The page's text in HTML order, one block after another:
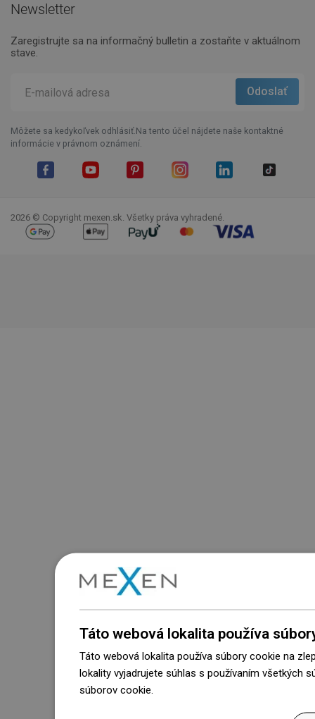
Newsletter
Zaregistrujte sa na informačný bulletin a zostaňte v aktuálnom
stave.
Môžete sa kedykoľvek odhlásiť.Na tento účel nájdete naše kontaktné
informácie v právnom oznámení.
2026 © Copyright mexen.sk. Všetky práva vyhradené.
Táto webová lokalita používa
Táto webová lokalita používa súbory cookie na
lokality vyjadrujete súhlas s používaním všetkých
súborov cookie.